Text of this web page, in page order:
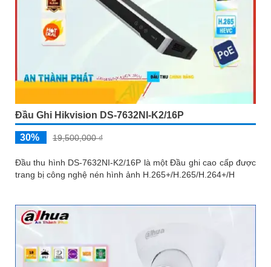
Đầu Ghi Hikvision DS-7632NI-K2/16P
30% 19,500,000 ₫
Đầu thu hình DS-7632NI-K2/16P là một Đầu ghi cao cấp được
trang bị công nghệ nén hình ảnh H.265+/H.265/H.264+/H